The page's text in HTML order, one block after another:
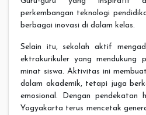
perkembangan teknologi
berbagai inovasi di dalam kelas.
Selain itu, sekolah aktif
ektrakurikuler yang mendukung
minat siswa. Aktivitas ini
dalam akademik, tetapi juga
emosional. Dengan pendekatan
Yogyakarta terus mencetak